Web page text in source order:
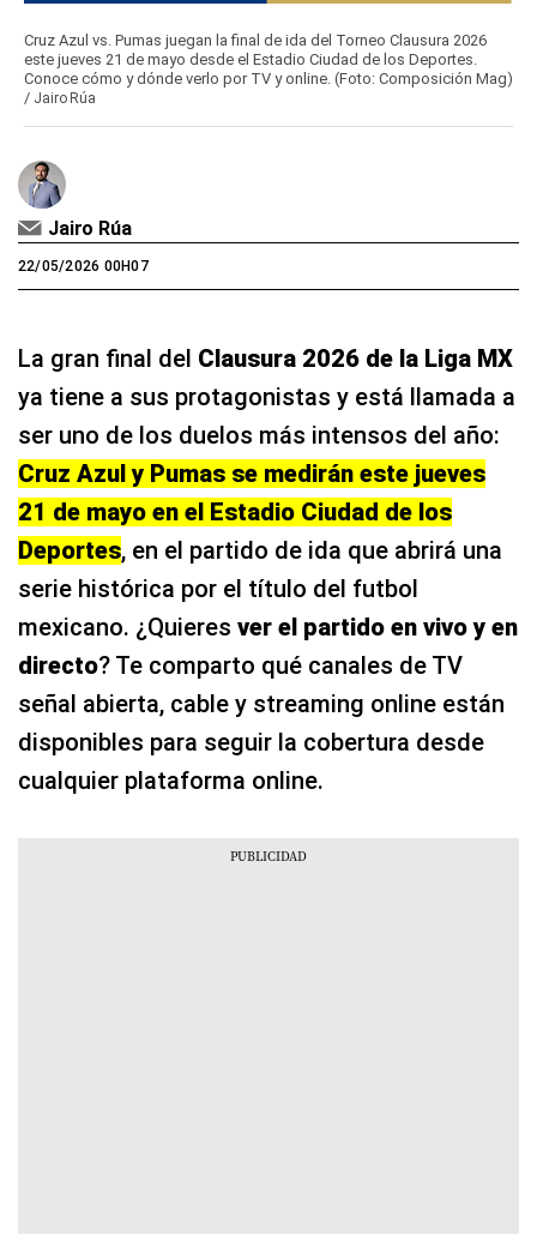
Cruz Azul vs. Pumas juegan la final de ida del Torneo Clausura 2026
este jueves 21 de mayo desde el Estadio Ciudad de los Deportes.
Conoce cómo y dónde verlo por TV y online. (Foto: Composición Mag)
/ Jairo Rúa
Jairo Rúa
22/05/2026 00H07
La gran final del Clausura 2026 de la Liga MX
ya tiene a sus protagonistas y está llamada a
ser uno de los duelos más intensos del año:
Cruz Azul y Pumas se medirán este jueves
21 de mayo en el Estadio Ciudad de los
Deportes, en el partido de ida que abrirá una
serie histórica por el título del futbol
mexicano. ¿Quieres ver el partido en vivo y en
directo? Te comparto qué canales de TV
señal abierta, cable y streaming online están
disponibles para seguir la cobertura desde
cualquier plataforma online.